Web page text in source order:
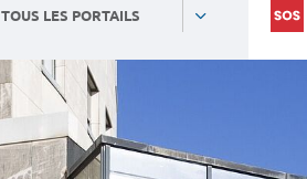
TOUS LES PORTAILS